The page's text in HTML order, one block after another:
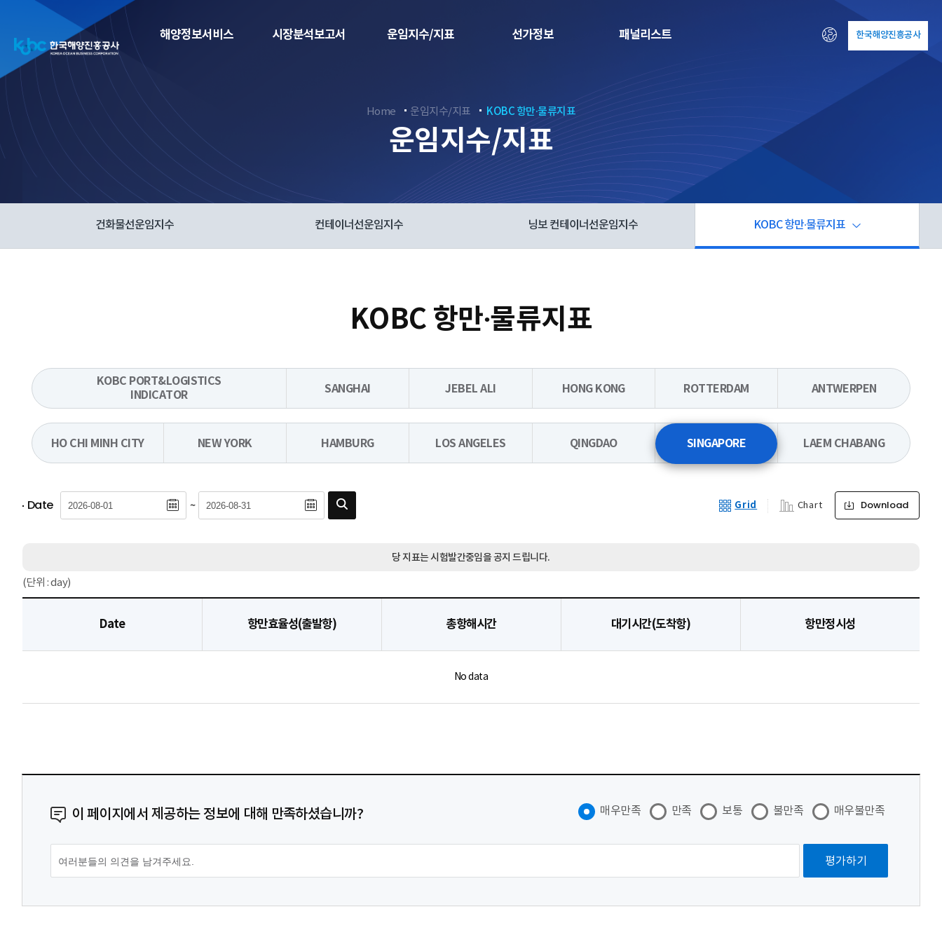
해양정보서비스 시장분석보고서 운임지수/지표 선가정보 패널리스트 한국해양진흥공사
Home 운임지수/지표 KOBC 항만∙물류지표
운임지수/지표
건화물선운임지수 컨테이너선운임지수 닝보 컨테이너선운임지수 KOBC 항만∙물류지표
KOBC 항만∙물류지표
KOBC PORT&LOGISTICS
INDICATOR
SANGHAI JEBEL ALI HONG KONG ROTTERDAM ANTWERPEN
HO CHI MINH CITY NEW YORK HAMBURG LOS ANGELES QINGDAO SINGAPORE LAEM CHABANG
Date ~ Grid Chart Download
당 지표는 시험발간중임을 공지 드립니다.
(단위 : day)
Date 항만효율성(출발항) 총항해시간 대기시간(도착항) 항만정시성
No data
이 페이지에서 제공하는 정보에 대해 만족하셨습니까? 매우만족 만족 보통 불만족 매우불만족